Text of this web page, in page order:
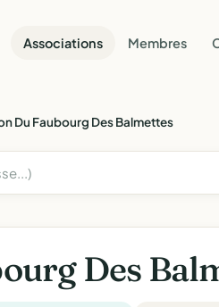
Associations Membres
Du Faubourg Des Balmettes
Des